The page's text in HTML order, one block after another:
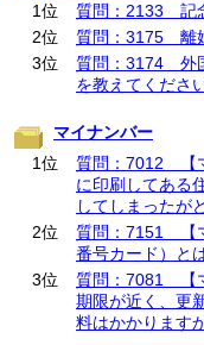
1位
質問：2133 記
2位
質問：3175 離
3位
質問：3174 外
を教えてくださ
マイナンバー
1位
質問：7012 【
に印刷してある
してしまったが
2位
質問：7151 【
番号カード）と
3位
質問：7081 【
期限が近く、更
料はかかりますか